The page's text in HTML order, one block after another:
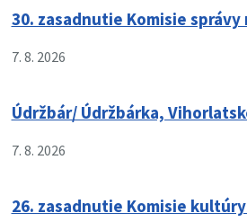
30. zasadnutie Komisie
7. 8. 2026
Údržbár/ Údržbárka,
7. 8. 2026
26. zasadnutie Komisie